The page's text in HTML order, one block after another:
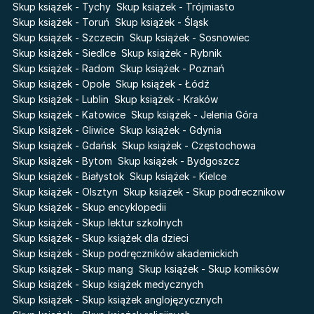
Poznawaj świat z Basią
The Hazel Wood
Zmierzch
Faye
Katie Maguire
Liceum Freuda
Sherlock Holmes Society
Przebudzenie powietrza
Pieśń Lwicy
Akademia wampirów
Karneval
Baśń o złamanym sercu
Prosta zabawa
Skup książek - Tychy Skup książek - Trójmiasto
Skup książek - Toruń Skup książek - Śląsk
Skup książek - Szczecin Skup książek - Sosnowiec
Skup książek - Siedlce Skup książek - Rybnik
Skup książek - Radom Skup książek - Poznań
Skup książek - Opole Skup książek - Łódź
Skup książek - Lublin Skup książek - Kraków
Skup książek - Katowice Skup książek - Jelenia Góra
Skup książek - Gliwice Skup książek - Gdynia
Skup książek - Gdańsk Skup książek - Częstochowa
Skup książek - Bytom Skup książek - Bydgoszcz
Skup książek - Białystok Skup książek - Kielce
Skup książek - Olsztyn Skup książek - Skup podrecznikow
Skup książek - Skup encyklopedii
Skup książek - Skup lektur szkolnych
Skup książek - Skup książek dla dzieci
Skup książek - Skup podręczników akademickich
Skup książek - Skup mang Skup książek - Skup komiksów
Skup książek - Skup książek medycznych
Skup książek - Skup książek anglojęzycznych